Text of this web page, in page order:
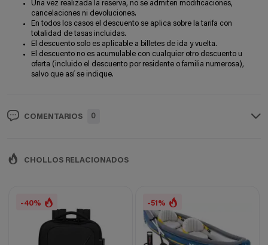
Una vez realizada la reserva, no se admiten modificaciones,
cancelaciones ni devoluciones.
En todos los casos el descuento se aplica sobre la tarifa con
totalidad de tasas incluidas.
El descuento solo es aplicable a billetes de ida y vuelta.
El descuento no es acumulable con cualquier otro descuento u
oferta (incluido el descuento por residente o familia numerosa),
salvo que así se indique.
COMENTARIOS 0
CHOLLOS RELACIONADOS
-40% -51%